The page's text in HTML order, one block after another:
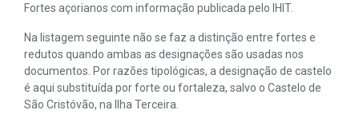
Fortes açorianos com informação publicada pelo IHIT.
Na listagem seguinte não se faz a distinção entre fortes e
redutos quando ambas as designações são usadas nos
documentos. Por razões tipológicas, a designação de castelo
é aqui substituída por forte ou fortaleza, salvo o Castelo de
São Cristóvão, na Ilha Terceira.